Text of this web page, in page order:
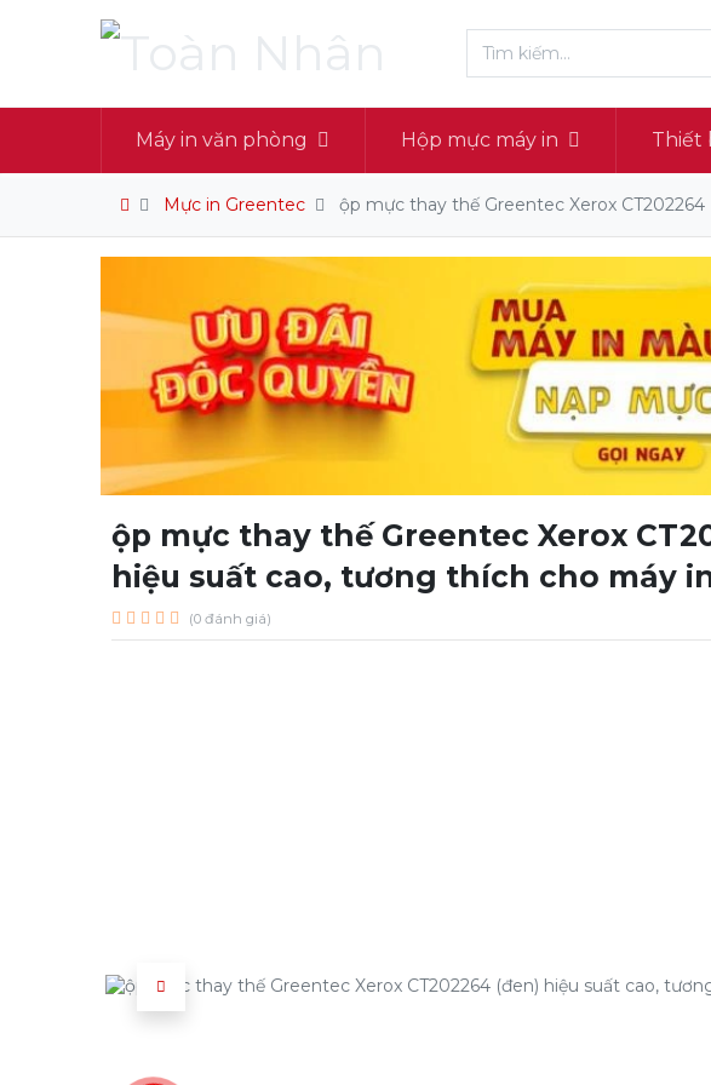
Máy in văn phòng Hộp mực máy in Thiết
Mực in Greentec ộp mực thay thế Greentec Xerox
ộp mực thay thế Greentec Xerox
hiệu suất cao, tương thích cho máy
(0 đánh giá)